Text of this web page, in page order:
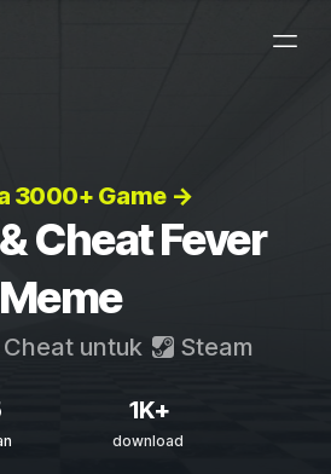
3000+ Game →
Cheat Fever
Meme
untuk Steam
1K+
download